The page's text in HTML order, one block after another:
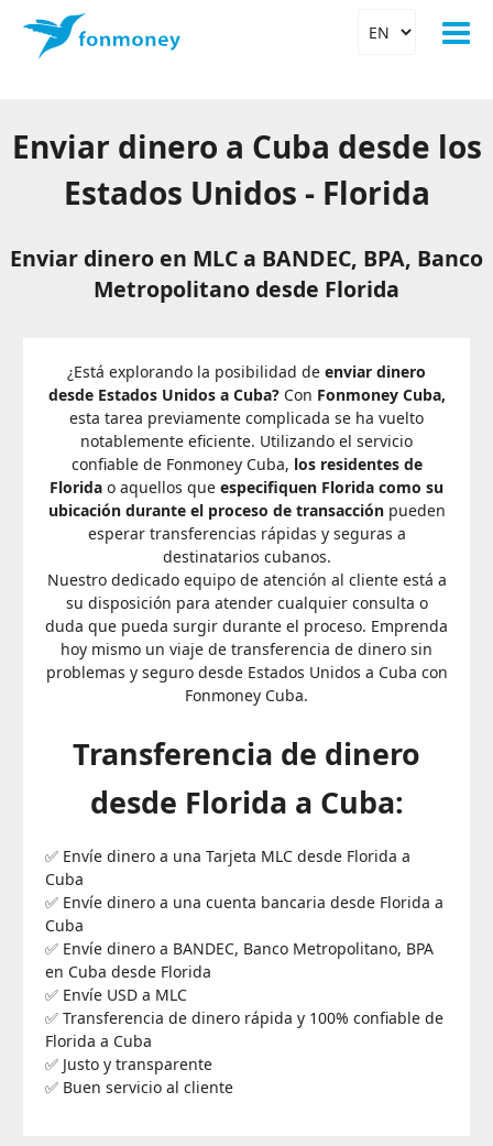
Enviar dinero a Cuba desde los
Estados Unidos - Florida
Enviar dinero en MLC a BANDEC, BPA, Banco
Metropolitano desde Florida
¿Está explorando la posibilidad de enviar dinero
desde Estados Unidos a Cuba?Con Fonmoney Cuba,
esta tarea previamente complicada se ha vuelto
notablemente eficiente. Utilizando el servicio
confiable de Fonmoney Cuba, los residentes de
Florida o aquellos que especifiquen Florida como su
ubicación durante el proceso de transacciónpueden
esperar transferencias rápidas y seguras a
destinatarios cubanos.
Nuestro dedicado equipo de atención al cliente está a
su disposición para atender cualquier consulta o
duda que pueda surgir durante el proceso. Emprenda
hoy mismo un viaje de transferencia de dinero sin
problemas y seguro desde Estados Unidos a Cuba con
Fonmoney Cuba.
Transferencia de dinero
desde Florida a Cuba:
✅ Envíe dinero a una Tarjeta MLC desde Florida a
Cuba
✅ Envíe dinero a una cuenta bancaria desde Florida a
Cuba
✅ Envíe dinero a BANDEC, Banco Metropolitano, BPA
en Cuba desde Florida
✅ Envíe USD a MLC
✅ Transferencia de dinero rápida y 100% confiable de
Florida a Cuba
✅ Justo y transparente
✅ Buen servicio al cliente